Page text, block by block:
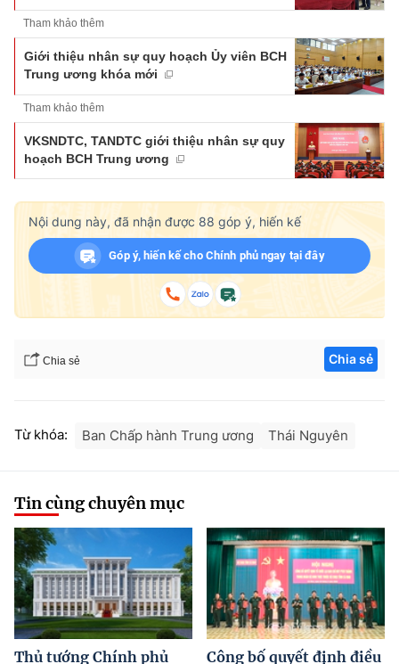
Tham khảo thêm
Giới thiệu nhân sự quy hoạch Ủy viên BCH
Trung ương khóa mới
Tham khảo thêm
VKSNDTC, TANDTC giới thiệu nhân sự quy
hoạch BCH Trung ương
Nội dung này, đã nhận được 88 góp ý, hiến kế
Góp ý, hiến kế cho Chính phủ ngay tại đây
Chia sẻ Chia sẻ
Từ khóa: Ban Chấp hành Trung ương Thái Nguyên
Tin cùng chuyên mục
Thủ tướng Chính phủ
Công bố quyết định điều